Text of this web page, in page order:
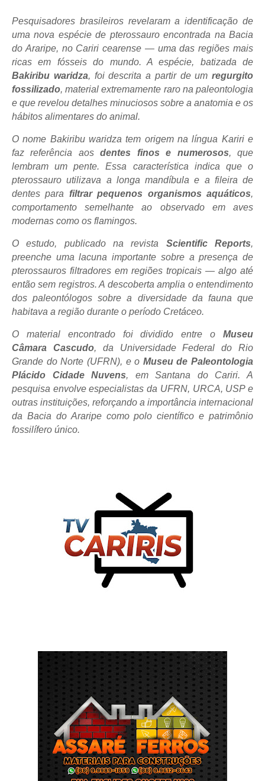
Pesquisadores brasileiros revelaram a identificação de
uma nova espécie de pterossauro encontrada na Bacia
do Araripe, no Cariri cearense — uma das regiões mais
ricas em fósseis do mundo. A espécie, batizada de
Bakiribu waridza, foi descrita a partir de um regurgito
fossilizado, material extremamente raro na paleontologia
e que revelou detalhes minuciosos sobre a anatomia e os
hábitos alimentares do animal.
O nome Bakiribu waridza tem origem na língua Kariri e
faz referência aosdentes finos e numerosos, que
lembram um pente. Essa característica indica que o
pterossauro utilizava a longa mandíbula e a fileira de
dentes para filtrar pequenos organismos aquáticos,
comportamento semelhante ao observado em aves
modernas como os flamingos.
O estudo, publicado na revista Scientific Reports,
preenche uma lacuna importante sobre a presença de
pterossauros filtradores em regiões tropicais — algo até
então sem registros. A descoberta amplia o entendimento
dos paleontólogos sobre a diversidade da fauna que
habitava a região durante o período Cretáceo.
O material encontrado foi dividido entre o Museu
Câmara Cascudo, da Universidade Federal do Rio
Grande do Norte (UFRN), e o Museu de Paleontologia
Plácido Cidade Nuvens, em Santana do Cariri. A
pesquisa envolve especialistas da UFRN, URCA, USP e
outras instituições, reforçando a importância internacional
da Bacia do Araripe como polo científico e patrimônio
fossilífero único.